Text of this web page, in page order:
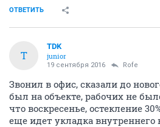
ОТВЕТИТЬ
T
TDK
junior
19 сентября 2016 Rofe
Звонил в офис, сказали до
был на объекте, рабочих не
что воскресенье, остекление
еще идет укладка внутреннего